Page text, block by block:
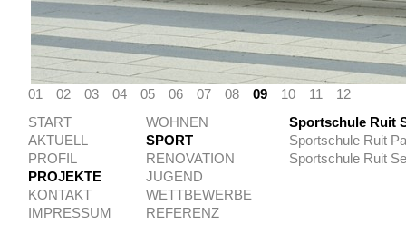
01 02 03 04 05 06 07 08 09 10 11
12
START
AKTUELL
PROFIL
PROJEKTE
KONTAKT
IMPRESSUM
Sportschule Ruit
Sportschule Ruit
Sportschule Ruit
WOHNEN
SPORT
RENOVATION
JUGEND
WETTBEWERBE
REFERENZ